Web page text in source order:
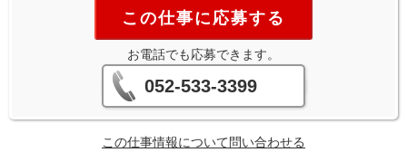
この仕事に応募する
お電話でも応募できます。
052-533-3399
この仕事情報について問い合わせる